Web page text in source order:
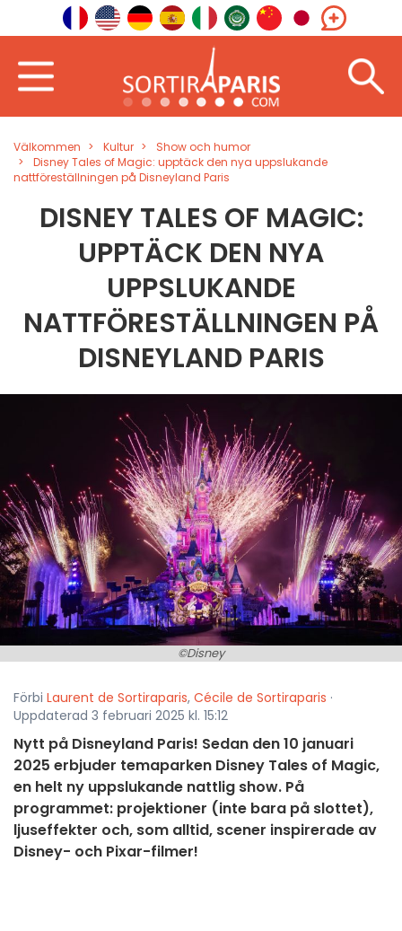
Välkommen Kultur
Show och humor
Disney Tales of Magic: upptäck den nya uppslukande
nattföreställningen på Disneyland Paris
DISNEY TALES OF MAGIC:
UPPTÄCK DEN NYA
UPPSLUKANDE
NATTFÖRESTÄLLNINGEN PÅ
DISNEYLAND PARIS
©Disney
Förbi Laurent de Sortiraparis, Cécile de Sortiraparis ·
Uppdaterad 3 februari 2025 kl. 15:12
Nytt på Disneyland Paris! Sedan den 10 januari
2025 erbjuder temaparken Disney Tales of Magic,
en helt ny uppslukande nattlig show. På
programmet: projektioner (inte bara på slottet),
ljuseffekter och, som alltid, scener inspirerade av
Disney- och Pixar-filmer!